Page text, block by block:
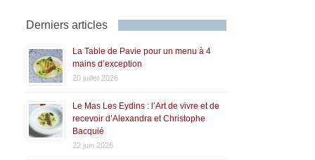
Derniers articles
La Table de Pavie pour un menu à 4
mains d’exception
20 juillet 2026
Le Mas Les Eydins : l’Art de vivre et de
recevoir d’Alexandra et Christophe
Bacquié
22 juin 2026